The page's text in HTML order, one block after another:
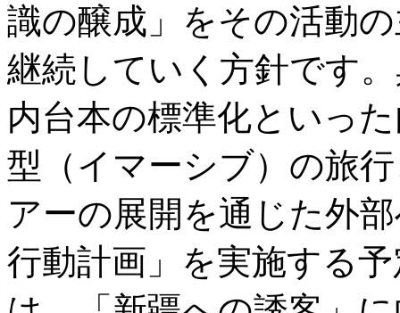
識の醸成」をその活動
継続していく方針です
内台本の標準化といっ
型（イマーシブ）の旅
アーの展開を通じた外
行動計画」を実施する